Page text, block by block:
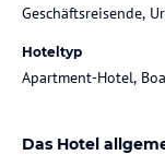
Geschäftsreisende,
Hoteltyp
Apartment-Hotel,
Das Hotel